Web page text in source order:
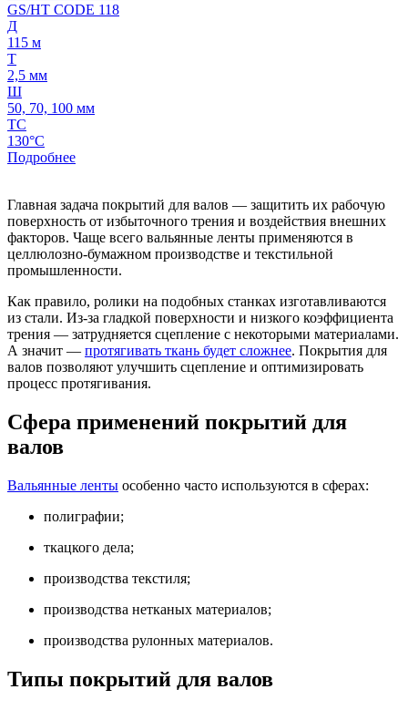
GS/HT CODE 118
Д
115 м
Т
2,5 мм
Ш
50, 70, 100 мм
ТС
130°C
Подробнее
Главная задача покрытий для валов — защитить их рабочую
поверхность от избыточного трения и воздействия внешних
факторов. Чаще всего вальянные ленты применяются в
целлюлозно-бумажном производстве и текстильной
промышленности.
Как правило, ролики на подобных станках изготавливаются
из стали. Из-за гладкой поверхности и низкого коэффициента
трения — затрудняется сцепление с некоторыми материалами.
А значит — протягивать ткань будет сложнее. Покрытия для
валов позволяют улучшить сцепление и оптимизировать
процесс протягивания.
Сфера применений покрытий для
валов
Вальянные ленты особенно часто используются в сферах:
полиграфии;
ткацкого дела;
производства текстиля;
производства нетканых материалов;
производства рулонных материалов.
Типы покрытий для валов